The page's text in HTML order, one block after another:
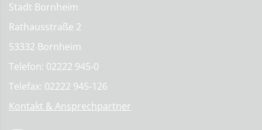
Stadt Bornheim
Rathausstraße 2
53332 Bornheim
Telefon: 02222 945-0
Telefax: 02222 945-126
Kontakt & Ansprechpartner